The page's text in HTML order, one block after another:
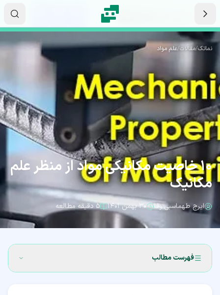
نماتک/مقالات/علم مواد
10 خاصیت مکانیکی مواد از منظر علم
مکانیک
ایرج طهماسبی وفا ۳۰ بهمن ۱۴۰۱ ۵ دقیقه مطالعه
فهرست مطالب